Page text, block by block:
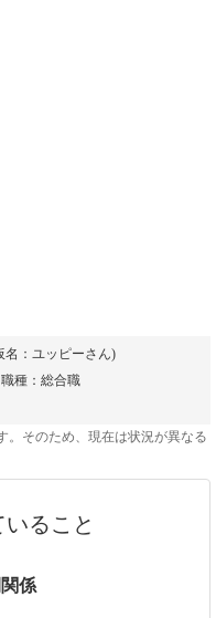
名：ユッピーさん)
職種：総合職
。そのため、現在は状況が異なる
ること
係